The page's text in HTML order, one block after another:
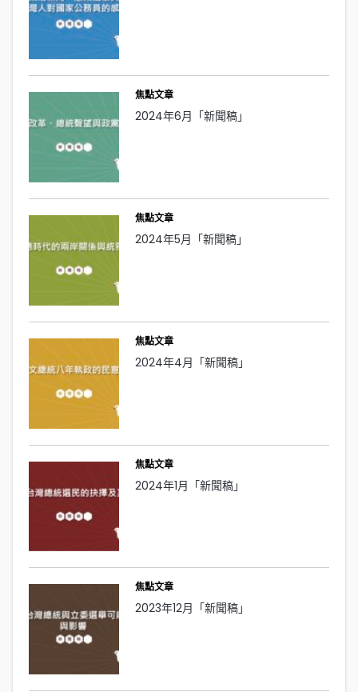
焦點文章
2024年6月「新聞稿」
焦點文章
2024年5月「新聞稿」
焦點文章
2024年4月「新聞稿」
焦點文章
2024年1月「新聞稿」
焦點文章
2023年12月「新聞稿」